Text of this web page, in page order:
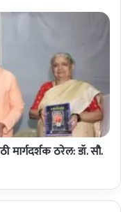
मार्गदर्शक ठरेल: डॉ. सौ.